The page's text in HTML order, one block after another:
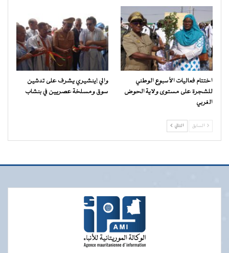
اختتام فعاليات الأسبوع الوطني
للشجرة على مستوى ولاية الحوض
الغربي
والي إينشيري يشرف على تدشين
سوق ومسلخة عصريين في بنشاب
السابق التالي